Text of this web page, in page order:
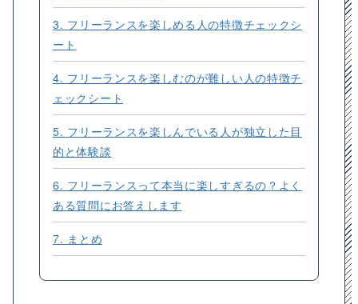
3. フリーランスを楽しめる人の特徴チェックシ
ート
4. フリーランスを楽しむのが難しい人の特徴チ
ェックシート
5. フリーランスを楽しんでいる人が独立した目
的と体験談
6. フリーランスって本当に楽しすぎるの？よく
ある質問にお答えします
7. まとめ